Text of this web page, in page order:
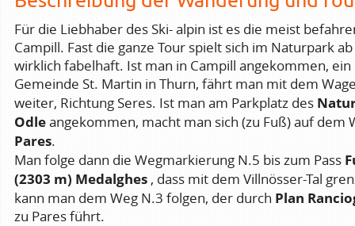
Für die Liebhaber des Ski- alpin ist es die meist
Campill. Fast die ganze Tour spielt sich im Naturpark
wirklich fabelhaft. Ist man in Campill angekommen,
Gemeinde St. Martin in Thurn, fährt man mit dem
weiter, Richtung Seres. Ist man am Parkplatz des
Odleangekommen, macht man sich (zu Fuß) auf dem
Pares.
Man folge dann die Wegmarkierung N.5 bis zum Pass
(2303 m) Medalghes , dass mit dem Villnösser-Tal
kann man dem Weg N.3 folgen, der durch Plan
zu Pares führt.